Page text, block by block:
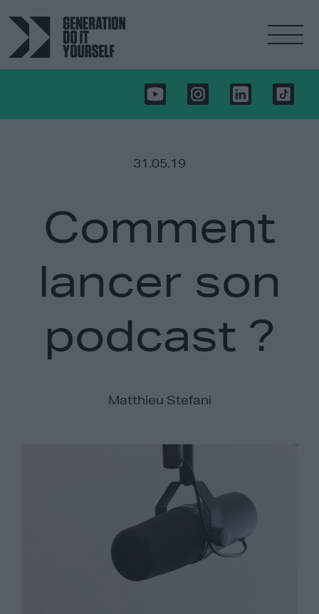
31.05.19
Comment
lancer son
podcast ?
Matthieu Stefani